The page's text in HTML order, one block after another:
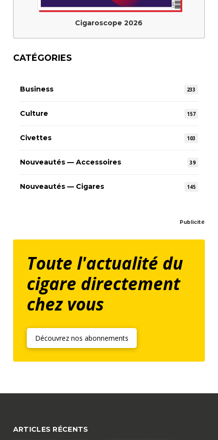
Cigaroscope 2026
CATÉGORIES
Business 233
Culture 157
Civettes 103
Nouveautés — Accessoires 39
Nouveautés — Cigares 145
Publicité
Toute l'actualité du
cigare directement
chez vous
Découvrez nos abonnements
ARTICLES RÉCENTS